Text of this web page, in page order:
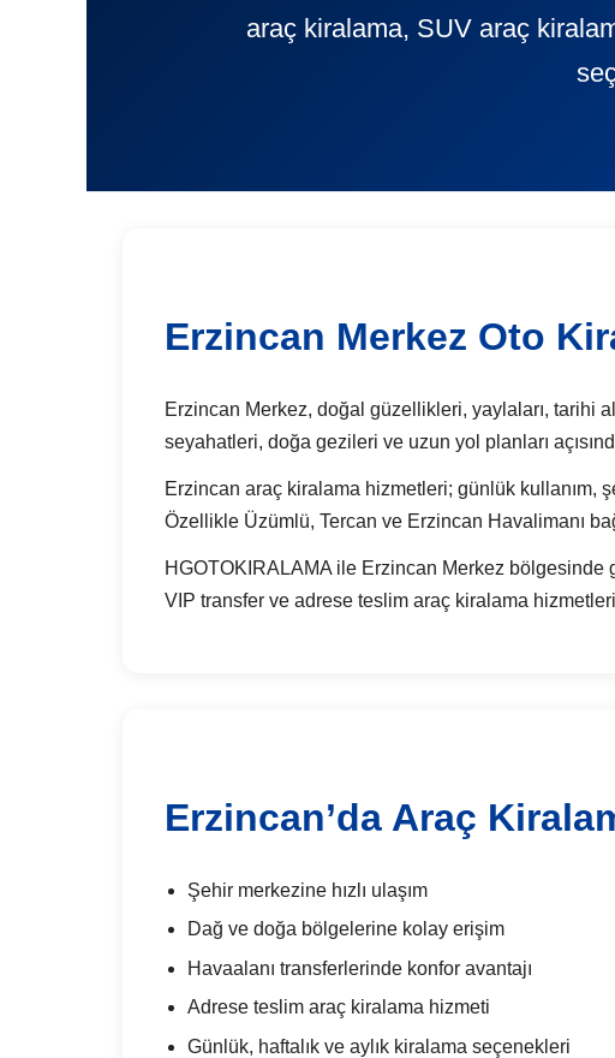
araç kiralama, SUV araç
Erzincan Merkez Oto
Erzincan Merkez, doğal güzellikleri, yaylaları, tarihi
seyahatleri, doğa gezileri ve uzun yol planları
Erzincan araç kiralama hizmetleri; günlük kullanım,
Özellikle Üzümlü, Tercan ve Erzincan Havalimanı
HGOTOKIRALAMA ile Erzincan Merkez bölgesinde
VIP transfer ve adrese teslim araç kiralama
Erzincan’da Araç
Şehir merkezine hızlı ulaşım
Dağ ve doğa bölgelerine kolay erişim
Havaalanı transferlerinde konfor avantajı
Adrese teslim araç kiralama hizmeti
Günlük, haftalık ve aylık kiralama seçenekleri